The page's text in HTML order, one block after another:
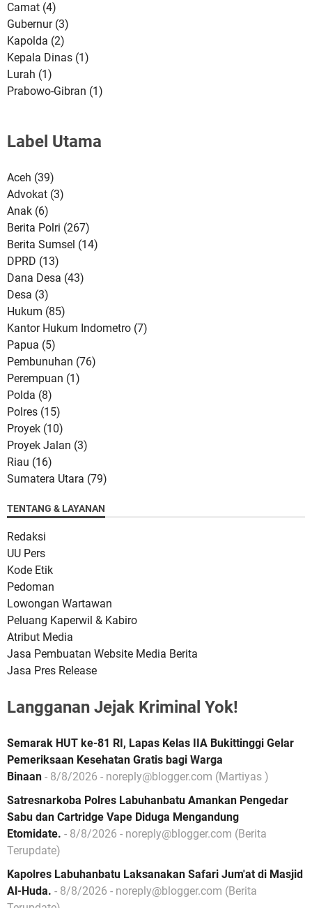
Camat (4)
Gubernur (3)
Kapolda (2)
Kepala Dinas (1)
Lurah (1)
Prabowo-Gibran (1)
Label Utama
Aceh (39)
Advokat (3)
Anak (6)
Berita Polri (267)
Berita Sumsel (14)
DPRD (13)
Dana Desa (43)
Desa (3)
Hukum (85)
Kantor Hukum Indometro (7)
Papua (5)
Pembunuhan (76)
Perempuan (1)
Polda (8)
Polres (15)
Proyek (10)
Proyek Jalan (3)
Riau (16)
Sumatera Utara (79)
TENTANG & LAYANAN
Redaksi
UU Pers
Kode Etik
Pedoman
Lowongan Wartawan
Peluang Kaperwil & Kabiro
Atribut Media
Jasa Pembuatan Website Media Berita
Jasa Pres Release
Langganan Jejak Kriminal Yok!
Semarak HUT ke-81 RI, Lapas Kelas IIA Bukittinggi Gelar
Pemeriksaan Kesehatan Gratis bagi Warga
Binaan - 8/8/2026 - noreply@blogger.com (Martiyas )
Satresnarkoba Polres Labuhanbatu Amankan Pengedar
Sabu dan Cartridge Vape Diduga Mengandung
Etomidate. - 8/8/2026 - noreply@blogger.com (Berita
Terupdate)
Kapolres Labuhanbatu Laksanakan Safari Jum'at di Masjid
Al-Huda. - 8/8/2026 - noreply@blogger.com (Berita